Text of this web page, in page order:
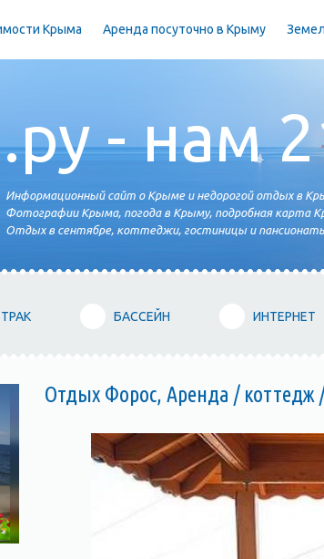
Крыма Аренда посуточно в Крыму
- нам
Информационный сайт о Крыме и недорогой отдых в
Фотографии Крыма, погода в Крыму, подробная карта
Отдых в сентябре, коттеджи, гостиницы и
БАССЕЙН ИНТЕРНЕТ
Отдых Форос, Аренда /